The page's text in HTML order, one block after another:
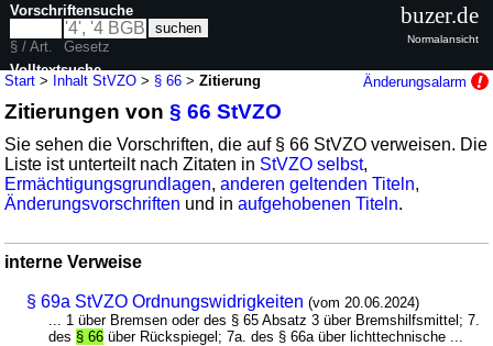
Start > Inhalt StVZO > § 66 >Zitierung Änderungsalarm
Zitierungen von§ 66 StVZO
Sie sehen die Vorschriften, die auf § 66 StVZO verweisen. Die
Liste ist unterteilt nach Zitaten in StVZO selbst,
Ermächtigungsgrundlagen,anderen geltenden Titeln,
Änderungsvorschriften und inaufgehobenen Titeln.
interne Verweise
§ 69a StVZO Ordnungswidrigkeiten (vom 20.06.2024)
... 1 über Bremsen oder des § 65 Absatz 3 über Bremshilfsmittel; 7.
des § 66 über Rückspiegel; 7a. des § 66a über lichttechnische ...
Vorschriftensuche
§ / Art.
Gesetz
Volltextsuche
nur in StVZO
buzer.de
Normalansicht